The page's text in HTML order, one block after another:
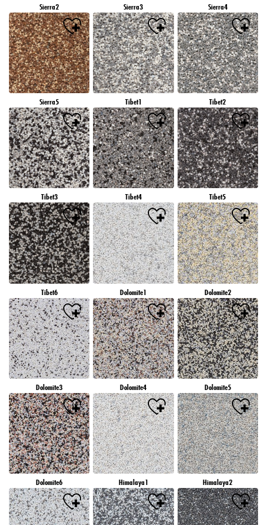
Sierra2 Sierra3 Sierra4
Sierra5 Tibet1 Tibet2
Tibet3 Tibet4 Tibet5
Tibet6 Dolomite1 Dolomite2
Dolomite3 Dolomite4 Dolomite5
Dolomite6 Himalaya1 Himalaya2